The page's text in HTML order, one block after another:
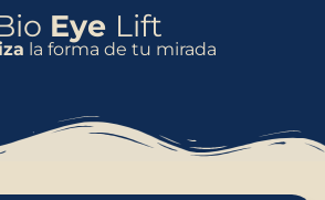
Eye Lift
la forma de tu mirada